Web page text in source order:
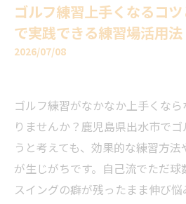
ゴルフ練習上手くなるコ
で実践できる練習場活用法
2026/07/08
ゴルフ練習がなかなか上手くな
りませんか？鹿児島県出水市で
うと考えても、効果的な練習方
が生じがちです。自己流でただ球
スイングの癖が残ったまま伸び